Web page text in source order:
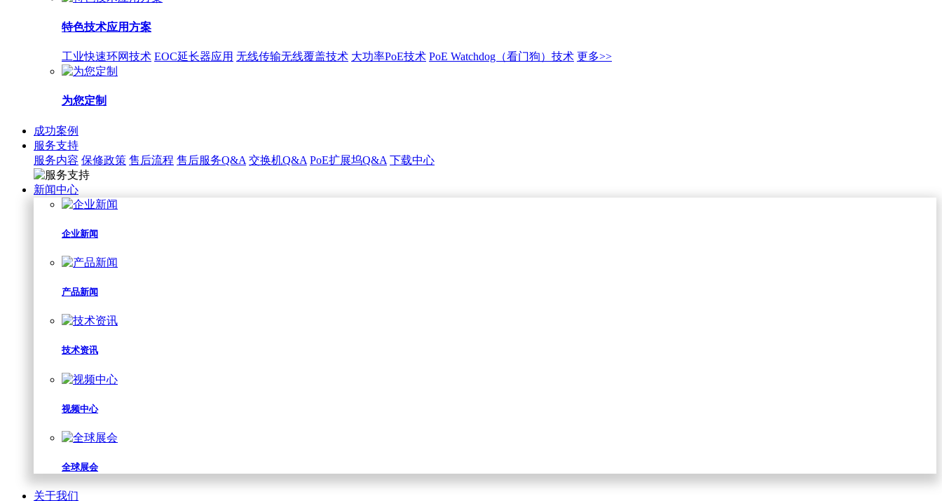
特色技术应用方案
工业快速环网技术 EOC延长器应用 无线传输无线覆盖技术 大功率PoE技术 PoE Watchdog（看门狗）技术 更多>>
为您定制
成功案例
服务支持
服务内容 保修政策 售后流程 售后服务Q&A 交换机Q&A PoE扩展坞Q&A 下载中心
新闻中心
企业新闻
产品新闻
技术资讯
视频中心
全球展会
关于我们